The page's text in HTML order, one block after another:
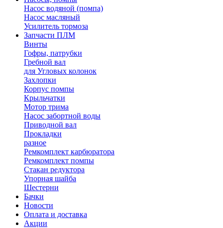
Насос водяной (помпа)
Насос масляный
Усилитель тормоза
Запчасти ПЛМ
Винты
Гофры, патрубки
Гребной вал
для Угловых колонок
Захлопки
Корпус помпы
Крыльчатки
Мотор трима
Насос забортной воды
Приводной вал
Прокладки
разное
Ремкомплект карбюратора
Ремкомплект помпы
Стакан редуктора
Упорная шайба
Шестерни
Бачки
Новости
Оплата и доставка
Акции